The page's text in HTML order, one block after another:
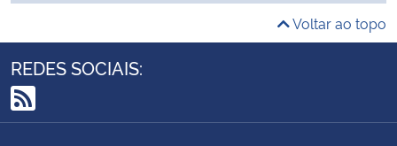
Voltar ao topo
REDES SOCIAIS:
RSS